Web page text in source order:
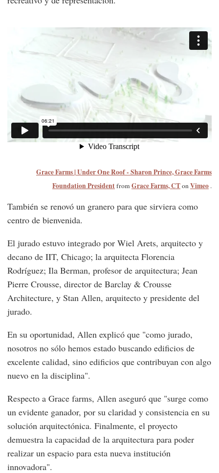
Grace Farms | Under One Roof - Sharon Prince, Grace Farms
Foundation Presidentfrom Grace Farms, CTonVimeo .
También se renovó un granero para que sirviera como
centro de bienvenida.
El jurado estuvo integrado por Wiel Arets, arquitecto y
decano de IIT, Chicago; la arquitecta Florencia
Rodríguez; Ila Berman, profesor de arquitectura; Jean
Pierre Crousse, director de Barclay & Crousse
Architecture, y Stan Allen, arquitecto y presidente del
jurado.
En su oportunidad, Allen explicó que "como jurado,
nosotros no sólo hemos estado buscando edificios de
excelente calidad, sino edificios que contribuyan con algo
nuevo en la disciplina".
Respecto a Grace farms, Allen aseguró que "surge como
un evidente ganador, por su claridad y consistencia en su
solución arquitectónica. Finalmente, el proyecto
demuestra la capacidad de la arquitectura para poder
realizar un espacio para esta nueva institución
innovadora".